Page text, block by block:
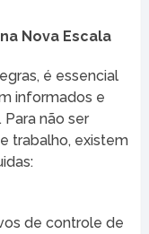
Nova Escala
é essencial
informados e
não ser
trabalho, existem
de controle de